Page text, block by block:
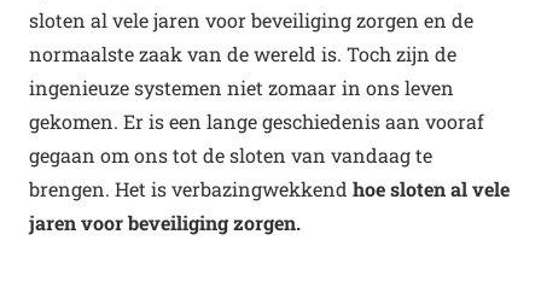
sloten al vele jaren voor beveiliging zorgen en de
normaalste zaak van de wereld is. Toch zijn de
ingenieuze systemen niet zomaar in ons leven
gekomen. Er is een lange geschiedenis aan vooraf
gegaan om ons tot de sloten van vandaag te
brengen. Het is verbazingwekkend hoe sloten al vele
jaren voor beveiliging zorgen.